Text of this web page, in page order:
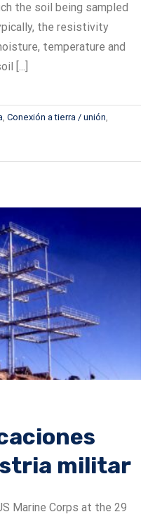
the soil being sampled
the resistivity
temperature and
[...]
, Conexión a tierra / unión,
militar
Marine Corps at the 29